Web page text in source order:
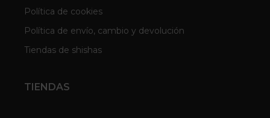
Política de cookies
Política de envío, cambio y devolución
Tiendas de shishas
TIENDAS